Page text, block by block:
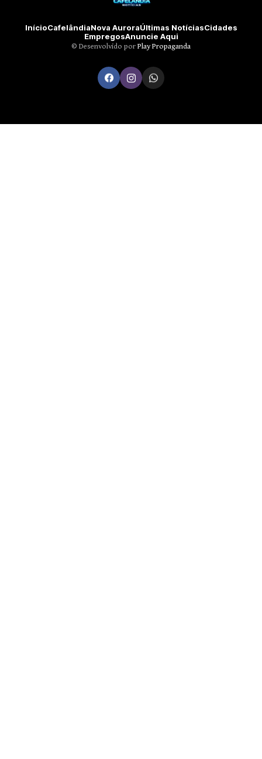
InícioCafelândiaNova AuroraÚltimas NotíciasCidades
EmpregosAnuncie Aqui
©️ Desenvolvido por Play Propaganda